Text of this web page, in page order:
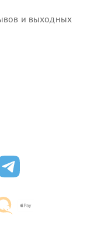
и выходных